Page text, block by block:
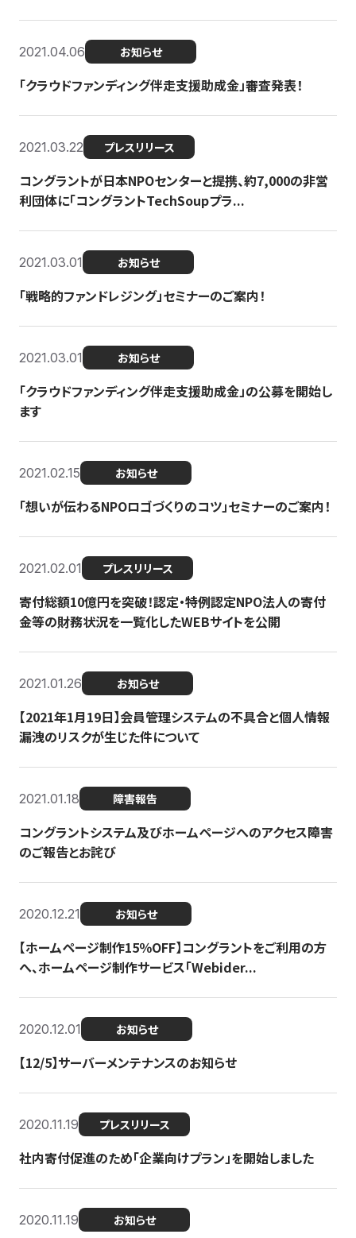
2021.04.06 お知らせ
「クラウドファンディング伴走支援助成金」審査発表！
2021.03.22 プレスリリース
コングラントが日本NPOセンターと提携、約7,000の非営
利団体に「コングラントTechSoupプラ...
2021.03.01 お知らせ
「戦略的ファンドレジング」セミナーのご案内！
2021.03.01 お知らせ
「クラウドファンディング伴走支援助成金」の公募を開始し
ます
2021.02.15 お知らせ
「想いが伝わるNPOロゴづくりのコツ」セミナーのご案内！
2021.02.01 プレスリリース
寄付総額10億円を突破！認定・特例認定NPO法人の寄付
金等の財務状況を一覧化したWEBサイトを公開
2021.01.26 お知らせ
【2021年1月19日】会員管理システムの不具合と個人情報
漏洩のリスクが生じた件について
2021.01.18 障害報告
コングラントシステム及びホームページへのアクセス障害
のご報告とお詫び
2020.12.21 お知らせ
【ホームページ制作15％OFF】コングラントをご利用の方
へ、ホームページ制作サービス「Webider...
2020.12.01 お知らせ
【12/5】サーバーメンテナンスのお知らせ
2020.11.19 プレスリリース
社内寄付促進のため「企業向けプラン」を開始しました
2020.11.19 お知らせ